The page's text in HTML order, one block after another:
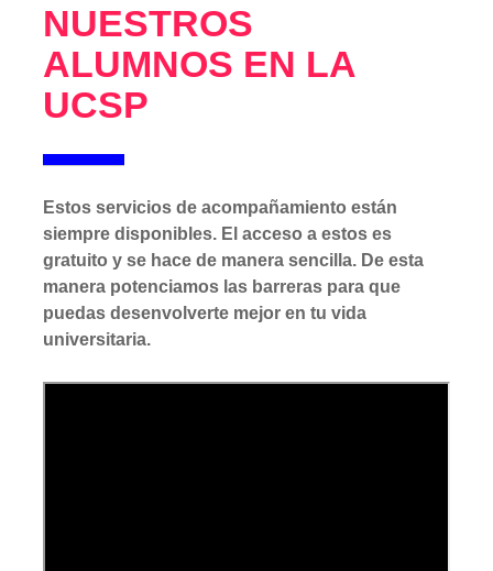
NUESTROS
ALUMNOS EN LA
UCSP
Estos servicios de acompañamiento están
siempre disponibles. El acceso a estos es
gratuito y se hace de manera sencilla. De esta
manera potenciamos las barreras para que
puedas desenvolverte mejor en tu vida
universitaria.